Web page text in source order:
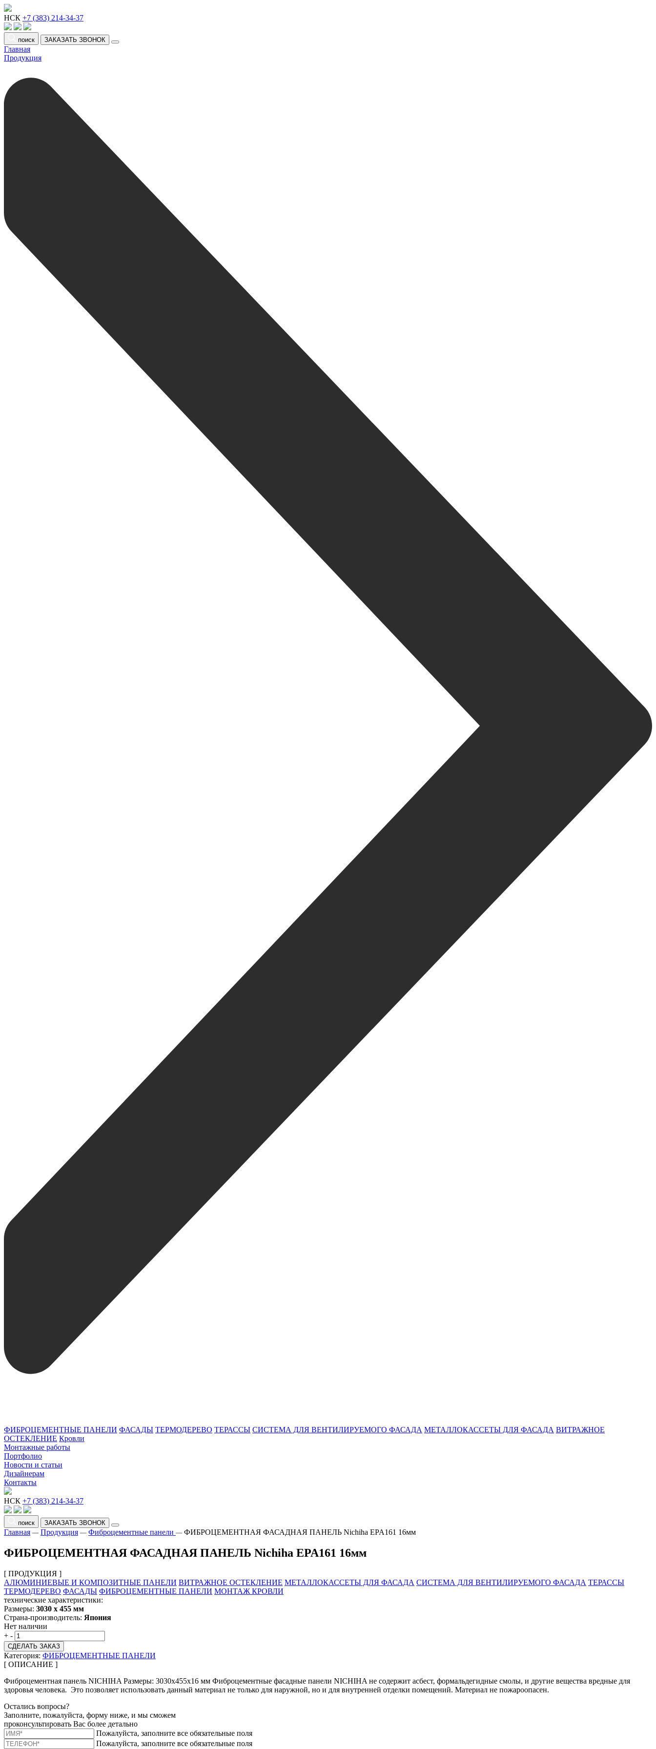
НСК +7 (383) 214-34-37
поиск ЗАКАЗАТЬ ЗВОНОК
Главная
Продукция
ФИБРОЦЕМЕНТНЫЕ ПАНЕЛИ ФАСАДЫ ТЕРМОДЕРЕВО ТЕРАССЫ СИСТЕМА ДЛЯ ВЕНТИЛИРУЕМОГО ФАСАДА МЕТАЛЛОКАССЕТЫ ДЛЯ ФАСАДА ВИТРАЖНОЕ
ОСТЕКЛЕНИЕ Кровли
Монтажные работы
Портфолио
Новости и статьи
Дизайнерам
Контакты
НСК +7 (383) 214-34-37
поиск ЗАКАЗАТЬ ЗВОНОК
Главная — Продукция — Фиброцементные панели — ФИБРОЦЕМЕНТНАЯ ФАСАДНАЯ ПАНЕЛЬ Nichiha EPA161 16мм
ФИБРОЦЕМЕНТНАЯ ФАСАДНАЯ ПАНЕЛЬ Nichiha EPA161 16мм
[ ПРОДУКЦИЯ ]
АЛЮМИНИЕВЫЕ И КОМПОЗИТНЫЕ ПАНЕЛИ ВИТРАЖНОЕ ОСТЕКЛЕНИЕ МЕТАЛЛОКАССЕТЫ ДЛЯ ФАСАДА СИСТЕМА ДЛЯ ВЕНТИЛИРУЕМОГО ФАСАДА ТЕРАССЫ
ТЕРМОДЕРЕВО ФАСАДЫ ФИБРОЦЕМЕНТНЫЕ ПАНЕЛИ МОНТАЖ КРОВЛИ
технические характеристики:
Размеры: 3030 х 455 мм
Страна-производитель: Япония
Нет наличии
+ -
СДЕЛАТЬ ЗАКАЗ
Категория: ФИБРОЦЕМЕНТНЫЕ ПАНЕЛИ
[ ОПИСАНИЕ ]
Фиброцементная панель NICHIHA Размеры: 3030х455х16 мм Фиброцементные фасадные панели NICHIHA не содержит асбест, формальдегидные смолы, и другие вещества вредные для
здоровья человека. Это позволяет использовать данный материал не только для наружной, но и для внутренней отделки помещений. Материал не пожароопасен.
Остались вопросы?
Заполните, пожалуйста, форму ниже, и мы сможем
проконсультировать Вас более детально
Пожалуйста, заполните все обязательные поля
Пожалуйста, заполните все обязательные поля